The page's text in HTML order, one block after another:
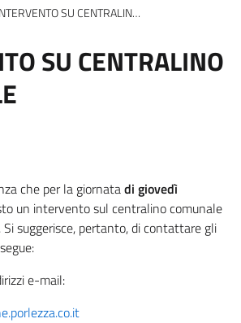
SU CENTRALINO COMUNALE
SU CENTRALINO
che per la giornatadi giovedì
un intervento sul centralino comunale
suggerisce, pertanto, di contattare gli
e-mail: